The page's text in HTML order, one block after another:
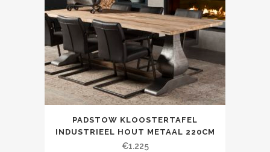
PADSTOW KLOOSTERTAFEL
INDUSTRIEEL HOUT METAAL 220CM
€1.225